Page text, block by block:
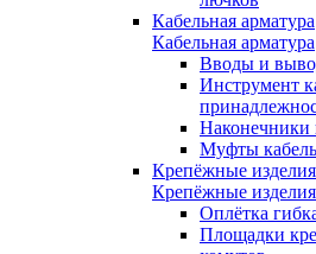
Кабельная арматура
Кабельная арматура
Вводы и
Инструмент
Наконечники
Муфты
Крепёжные
Крепёжные
Оплётка
Площадки